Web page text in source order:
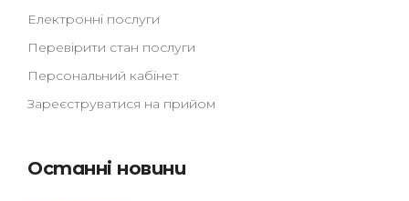
Електронні послуги
Перевірити стан послуги
Персональний кабінет
Зареєструватися на прийом
Останні новини